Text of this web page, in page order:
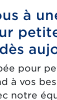
à
pour
à vos
notre